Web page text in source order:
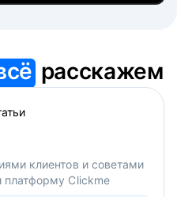
расскажем
клиентов и советами
Clickme